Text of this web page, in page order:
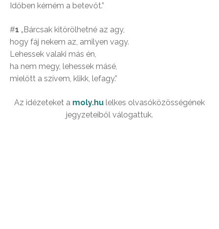
Időben kérném a betevőt.”
#1 „Bárcsak kitörölhetné az agy,
hogy fáj nekem az, amilyen vagy.
Lehessek valaki más én,
ha nem megy, lehessek másé,
mielőtt a szívem, klikk, lefagy.”
Az idézeteket a moly.hu lelkes olvasóközösségének
jegyzeteiből válogattuk.